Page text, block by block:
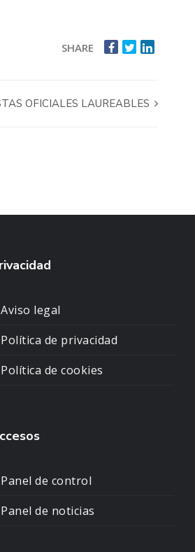
SHARE
OFICIALES LAUREABLES
Aviso legal
Política de privacidad
Política de cookies
Panel de control
Panel de noticias